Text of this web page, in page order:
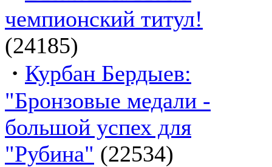
чемпионский титул!
(24185)
· Курбан Бердыев:
"Бронзовые медали -
большой успех для
"Рубина" (22534)